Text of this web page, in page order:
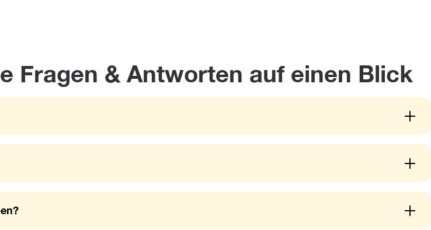
Fragen & Antworten auf einen Blick